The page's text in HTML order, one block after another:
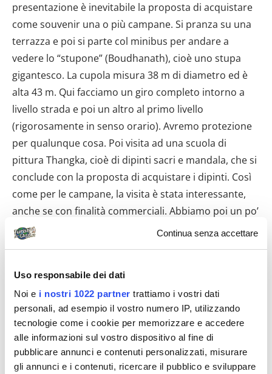
Continua senza accettare
Uso responsabile dei dati
Noi e i nostri 1022 partner trattiamo i vostri dati
personali, ad esempio il vostro numero IP, utilizzando
tecnologie come i cookie per memorizzare e accedere
alle informazioni sul vostro dispositivo al fine di
pubblicare annunci e contenuti personalizzati, misurare
gli annunci e i contenuti, ricercare il pubblico e sviluppare
presentazione è inevitabile la proposta di acquistare
come souvenir una o più campane. Si pranza su una
terrazza e poi si parte col minibus per andare a
vedere lo “stupone” (Boudhanath), cioè uno stupa
gigantesco. La cupola misura 38 m di diametro ed è
alta 43 m. Qui facciamo un giro completo intorno a
livello strada e poi un altro al primo livello
(rigorosamente in senso orario). Avremo protezione
per qualunque cosa. Poi visita ad una scuola di
pittura Thangka, cioè di dipinti sacri e mandala, che si
conclude con la proposta di acquistare i dipinti. Così
come per le campane, la visita è stata interessante,
anche se con finalità commerciali. Abbiamo poi un po’
di tempo libero, così ne approfittiamo per vedere lo
veloce chiedo un caffè espresso. Ottimo, meglio che
in certi bar italiani. Poi si riparte e si va a vedere il
crematorio (Tempio di Pashupatinat). Un sito aperto
24h 7/7 in cui i cadaveri vengono bruciati. Al nostro
arrivo (purtroppo era già abbastanza buio, c’erano
due pire che ardevano e un gruppo di persone che